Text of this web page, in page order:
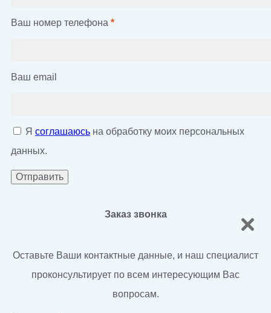
Ваш номер телефона *
Ваш email
Я соглашаюсь на обработку моих персональных
данных.
Заказ звонка
Оставьте Ваши контактные данные, и наш специалист
проконсультирует по всем интересующим Вас
вопросам.